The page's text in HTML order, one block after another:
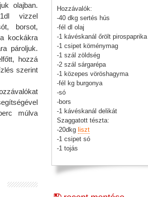
olajban.
vizzel
borsot,
kockákra
pároljuk.
hozzá
szerint
múlva
Hozzávalók:
-40 dkg sertés hús
-fél dl olaj
-1 kávéskanál őrölt pirospaprika
-1 csipet köménymag
-1 szál zöldség
-2 szál sárgarépa
-1 közepes vöröshagyma
-fél kg burgonya
-só
-bors
-1 kávéskanál delikát
Szaggatott tészta:
-20dkg liszt
-1 csipet só
-1 tojás